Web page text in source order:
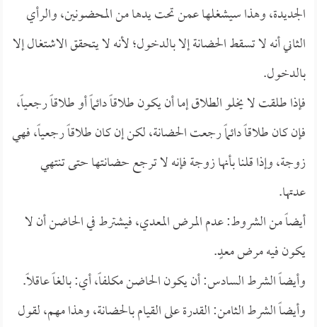
الجديدة، وهذا سيشغلها عمن تحت يدها من المحضونين، والرأي
الثاني أنه لا تسقط الحضانة إلا بالدخول؛ لأنه لا يتحقق الاشتغال إلا
بالدخول.
فإذا طلقت لا يخلو الطلاق إما أن يكون طلاقاً دائماً أو طلاقاً رجعياً،
فإن كان طلاقاً دائماً رجعت الحضانة، لكن إن كان طلاقاً رجعياً، فهي
زوجة، وإذا قلنا بأنها زوجة فإنه لا ترجع حضانتها حتى تنتهي
عدتها.
أيضاً من الشروط: عدم المرض المعدي، فيشترط في الحاضن أن لا
يكون فيه مرض معدٍ.
وأيضاً الشرط السادس: أن يكون الحاضن مكلفاً، أي: بالغاً عاقلاً.
وأيضاً الشرط الثامن: القدرة على القيام بالحضانة، وهذا مهم، لقول